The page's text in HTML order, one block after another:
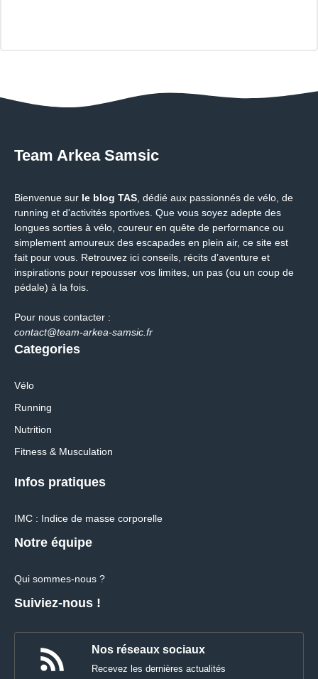
Team Arkea Samsic
Bienvenue sur le blog TAS , dédié aux passionnés de vélo, de
running et d'activités sportives. Que vous soyez adepte des
longues sorties à vélo, coureur en quête de performance ou
simplement amoureux des escapades en plein air, ce site est
fait pour vous. Retrouvez ici conseils, récits d’aventure et
inspirations pour repousser vos limites, un pas (ou un coup de
pédale) à la fois.
Pour nous contacter :
contact@team-arkea-samsic.fr
Categories
Vélo
Running
Nutrition
Fitness & Musculation
Infos pratiques
IMC : Indice de masse corporelle
Notre équipe
Qui sommes-nous ?
Suiviez-nous !
Nos réseaux sociaux
Recevez les dernières actualités